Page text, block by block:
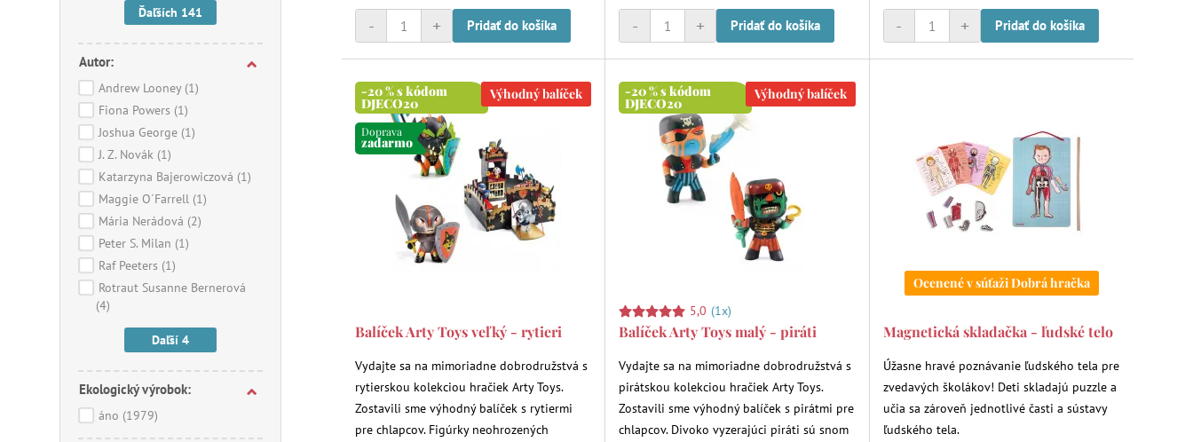
Ďaľších 141
Autor:
Andrew Looney (1)
Fiona Powers (1)
Joshua George (1)
J. Z. Novák (1)
Katarzyna Bajerowiczová (1)
Maggie O´Farrell (1)
Mária Nerádová (2)
Peter S. Milan (1)
Raf Peeters (1)
Rotraut Susanne Bernerová
(4)
Daľší 4
Ekologický výrobok:
áno (1979)
+
- Pridať do košíka +
- Pridať do košíka +
- Pridať do košíka
-20 % s kódom
DJECO20
Doprava
zadarmo
Výhodný balíček
Balíček Arty Toys veľký - rytieri
Vydajte sa na mimoriadne dobrodružstvá s
rytierskou kolekciou hračiek Arty Toys.
Zostavili sme výhodný balíček s rytiermi
pre chlapcov. Figúrky neohrozených
-20 % s kódom
DJECO20
Výhodný balíček
5,0 (1x)
Balíček Arty Toys malý - piráti
Vydajte sa na mimoriadne dobrodružstvá s
pirátskou kolekciou hračiek Arty Toys.
Zostavili sme výhodný balíček s pirátmi pre
chlapcov. Divoko vyzerajúci piráti sú snom
Ocenené v súťaži Dobrá hračka
Magnetická skladačka - ľudské telo
Úžasne hravé poznávanie ľudského tela pre
zvedavých školákov! Deti skladajú puzzle a
učia sa zároveň jednotlivé časti a sústavy
ľudského tela.